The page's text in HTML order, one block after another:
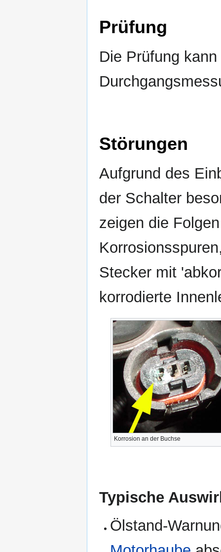
Prüfung
Die Prüfung
Störungen
Aufgrund des
der Schalter
zeigen die
Stecker mit
korrodierte
Korrosion an der Buchse
Typische
Ölstand-